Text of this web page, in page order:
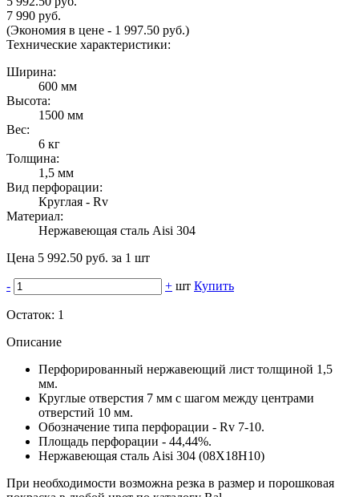
7 990 руб.
(Экономия в цене - 1 997.50 руб.)
Технические характеристики:
Ширина:
600 мм
Высота:
1500 мм
Вес:
6 кг
Толщина:
1,5 мм
Вид перфорации:
Круглая - Rv
Материал:
Нержавеющая сталь Aisi 304
Цена 5 992.50 руб. за 1 шт
- + шт Купить
Остаток: 1
Описание
Перфорированный нержавеющий лист толщиной 1,5
мм.
Круглые отверстия 7 мм с шагом между центрами
отверстий 10 мм.
Обозначение типа перфорации - Rv 7-10.
Площадь перфорации - 44,44%.
Нержавеющая сталь Aisi 304 (08Х18Н10)
При необходимости возможна резка в размер и порошковая